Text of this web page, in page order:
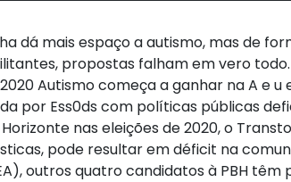
dá mais espaço a autismo, mas de
propostas falham em vero todo.
Autismo começa a ganhar na A e u
por Ess0ds com políticas públicas
nas eleições de 2020, o
pode resultar em déficit na
outros quatro candidatos à PBH têm